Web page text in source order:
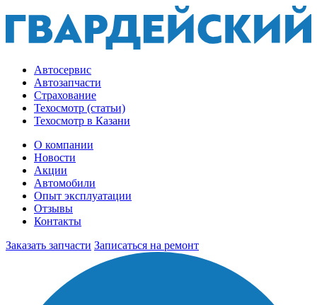
Автосервис
Автозапчасти
Страхование
Техосмотр (статьи)
Техосмотр в Казани
О компании
Новости
Акции
Автомобили
Опыт эксплуатации
Отзывы
Контакты
Заказать запчасти Записаться на ремонт